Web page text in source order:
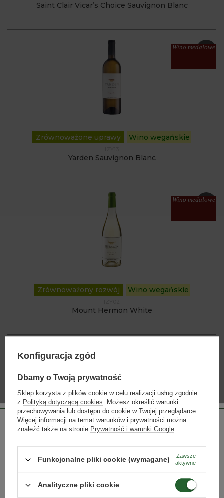
Saint Clair Vicar’s Choice Sauvignon Blanc
Wino medalowe
Zrównoważone uprawy Wino wegańskie
Yarden Sauvignon Blanc
Wino medalowe
Zrównoważony rozwój Wino wegańskie
Mount Hermon White
Gamla White Riesling
Czy masz ukończone 18 lat?
Konfiguracja zgód
Dbamy o Twoją prywatność
Sklep korzysta z plików cookie w celu realizacji usług zgodnie
z Polityką dotyczącą cookies. Możesz określić warunki
przechowywania lub dostępu do cookie w Twojej przeglądarce.
Więcej informacji na temat warunków i prywatności można
znaleźć także na stronie Prywatność i warunki Google.
Funkcjonalne pliki cookie (wymagane)
Zawsze
aktywne
Analityczne pliki cookie